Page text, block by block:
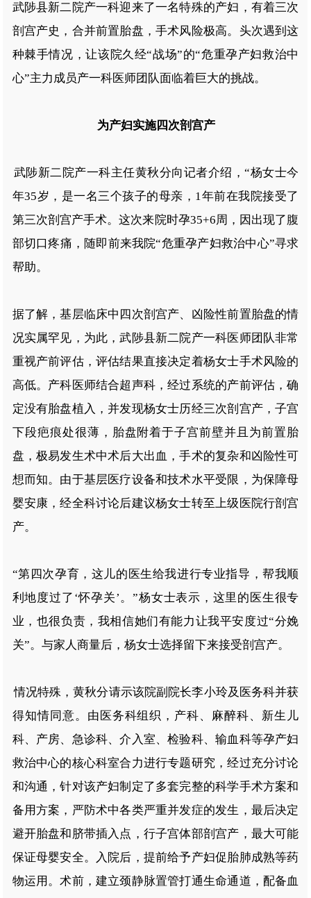
武陟县新二院产一科迎来了一名特殊的产妇，有着三次
剖宫产史，合并前置胎盘，手术风险极高。头次遇到这
种棘手情况，让该院久经“战场”的“危重孕产妇救治中
心”主力成员产一科医师团队面临着巨大的挑战。
为产妇实施四次剖宫产
武陟新二院产一科主任黄秋分向记者介绍，“杨女士今
年35岁，是一名三个孩子的母亲，1年前在我院接受了
第三次剖宫产手术。这次来院时孕35+6周，因出现了腹
部切口疼痛，随即前来我院“危重孕产妇救治中心”寻求
帮助。
据了解，基层临床中四次剖宫产、凶险性前置胎盘的情
况实属罕见，为此，武陟县新二院产一科医师团队非常
重视产前评估，评估结果直接决定着杨女士手术风险的
高低。产科医师结合超声科，经过系统的产前评估，确
定没有胎盘植入，并发现杨女士历经三次剖宫产，子宫
下段疤痕处很薄，胎盘附着于子宫前壁并且为前置胎
盘，极易发生术中术后大出血，手术的复杂和凶险性可
想而知。由于基层医疗设备和技术水平受限，为保障母
婴安康，经全科讨论后建议杨女士转至上级医院行剖宫
产。
“第四次孕育，这儿的医生给我进行专业指导，帮我顺
利地度过了‘怀孕关’。”杨女士表示，这里的医生很专
业，也很负责，我相信她们有能力让我平安度过“分娩
关”。与家人商量后，杨女士选择留下来接受剖宫产。
情况特殊，黄秋分请示该院副院长李小玲及医务科并获
得知情同意。由医务科组织，产科、麻醉科、新生儿
科、产房、急诊科、介入室、检验科、输血科等孕产妇
救治中心的核心科室合力进行专题研究，经过充分讨论
和沟通，针对该产妇制定了多套完整的科学手术方案和
备用方案，严防术中各类严重并发症的发生，最后决定
避开胎盘和脐带插入点，行子宫体部剖宫产，最大可能
保证母婴安全。入院后，提前给予产妇促胎肺成熟等药
物运用。术前，建立颈静脉置管打通生命通道，配备血